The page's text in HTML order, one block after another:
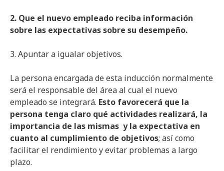
2. Que el nuevo empleado reciba información
sobre las expectativas sobre su desempeño.
3. Apuntar a igualar objetivos.
La persona encargada de esta inducción normalmente
será el responsable del área al cual el nuevo
empleado se integrará. Esto favorecerá que la
persona tenga claro qué actividades realizará, la
importancia de las mismas y la expectativa en
cuanto al cumplimiento de objetivos; así como
facilitar el rendimiento y evitar problemas a largo
plazo.